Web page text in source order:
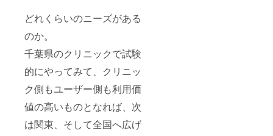
どれくらいのニーズがある
のか。
千葉県のクリニックで試験
的にやってみて、クリニッ
ク側もユーザー側も利用価
値の高いものとなれば、次
は関東、そして全国へ広げ